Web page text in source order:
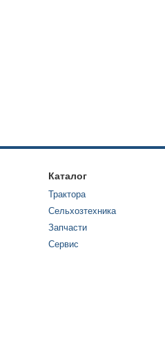
Каталог
Трактора
Сельхозтехника
Запчасти
Сервис